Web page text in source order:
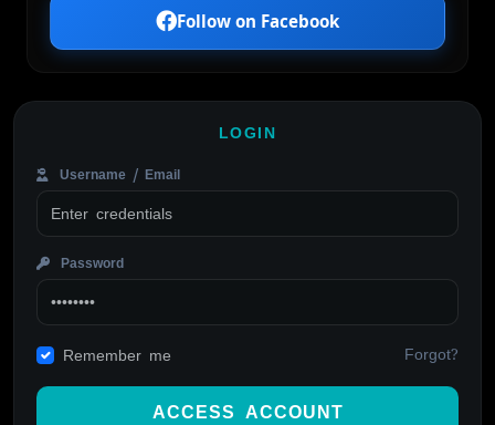
Follow on Facebook
LOGIN
Username / Email
Password
Remember me Forgot?
ACCESS ACCOUNT